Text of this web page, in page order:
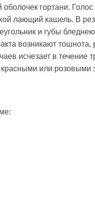
оболочек гортани.
лающий кашель. В
и губы
возникают
исчезает в течение
красными или